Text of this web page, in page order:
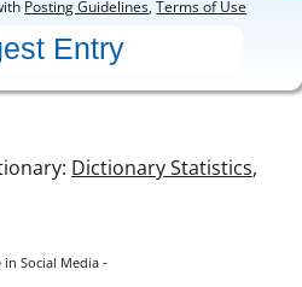
Posting Guidelines,Terms of Use
Dictionary Statistics,
in Social Media -